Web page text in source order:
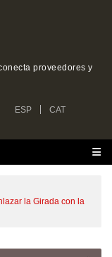
proveedores y
ESP CAT
la Girada con la